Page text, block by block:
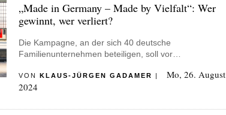
„Made in Germany – Made by Vielfalt“: Wer
gewinnt, wer verliert?
Die Kampagne, an der sich 40 deutsche
Familienunternehmen beteiligen, soll vor…
VON KLAUS-JÜRGEN GADAMER |
Mo, 26. August
2024